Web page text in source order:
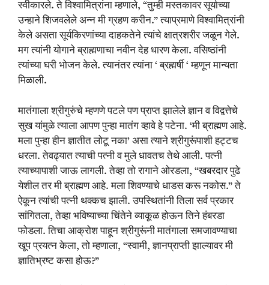
स्वीकारले. ते विश्वामित्रांना म्हणाले, “तुम्ही मस्तकावर सूर्याच्या
उन्हाने शिजवलेले अन्न मी ग्रहण करीन.” त्याप्रमाणे विश्वामित्रांनी
केले असता सूर्यकिरणांच्या दाहकतेने त्यांचे क्षात्रशरीर जळून गेले.
मग त्यांनी योगाने ब्राह्मणाचा नवीन देह धारण केला. वसिष्ठांनी
त्यांच्या घरी भोजन केले. त्यानंतर त्यांना ‘ ब्रह्मर्षी ‘ म्हणून मान्यता
मिळाली.
मातंगाला श्रीगुरुंचे म्हणणे पटले पण प्राप्त झालेले ज्ञान व विद्वत्तेचे
सुख यांमुळे त्याला आपण पुन्हा मातंग व्हावे हे पटेना. ‘मी ब्राह्मण आहे.
मला पुन्हा हीन ज्ञातीत लोटू नका’ असा त्याने श्रीगुरूंपाशी हट्टच
धरला. तेवढ्यात त्याची पत्नी व मुले धावतच तेथे आली. पत्नी
त्याच्यापाशी जाऊ लागली. तेव्हा तो रागाने ओरडला, “खबरदार पुढे
येशील तर मी ब्राह्मण आहे. मला शिवण्याचे धाडस करू नकोस.” ते
ऐकून त्यांची पत्नी थक्कच झाली. उपस्थितांनी तिला सर्व प्रकार
सांगितला, तेव्हा भविष्याच्या चिंतेने व्याकूळ होऊन तिने हंबरडा
फोडला. तिचा आक्रोश पाहून श्रीगुरूंनी मातंगाला समजावण्याचा
खूप प्रयत्न केला, तो म्हणाला, “स्वामी, ज्ञानप्राप्ती झाल्यावर मी
ज्ञातिभ्रष्ट कसा होऊ?”